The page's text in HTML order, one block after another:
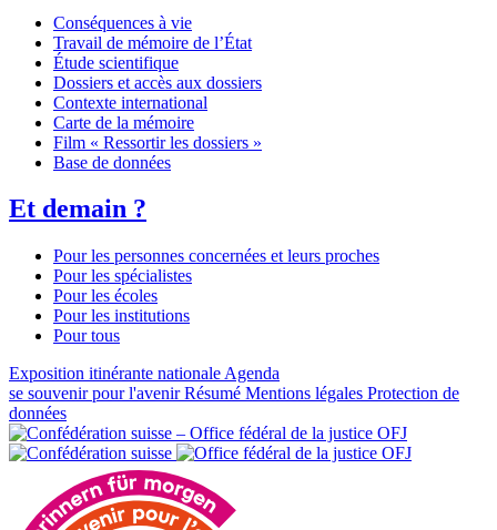
Conséquences à vie
Travail de mémoire de l’État
Étude scientifique
Dossiers et accès aux dossiers
Contexte international
Carte de la mémoire
Film « Ressortir les dossiers »
Base de données
Et demain ?
Pour les personnes concernées et leurs proches
Pour les spécialistes
Pour les écoles
Pour les institutions
Pour tous
Exposition itinérante nationale Agenda
se souvenir pour l'avenirRésumé Mentions légales Protection de
données